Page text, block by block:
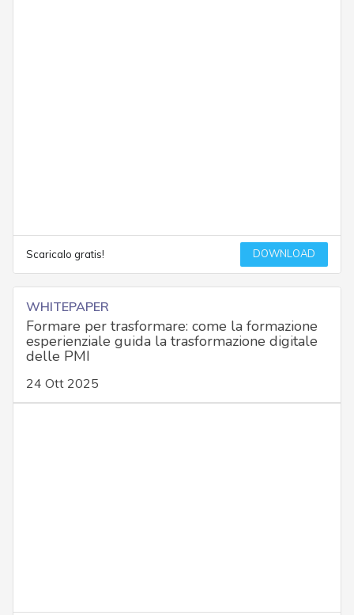
Scaricalo gratis! DOWNLOAD
WHITEPAPER
Formare per trasformare: come la formazione
esperienziale guida la trasformazione digitale
delle PMI
24 Ott 2025